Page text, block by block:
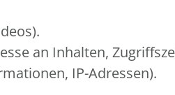
an Inhalten,
IP-Adressen).